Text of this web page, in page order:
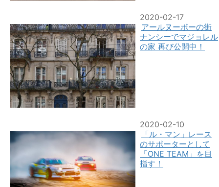
2020-02-17
アールヌーボーの街
ナンシーでマジョレル
の家 再び公開中！
2020-02-10
「ル・マン」レース
のサポーターとして
「ONE TEAM」を目
指す！